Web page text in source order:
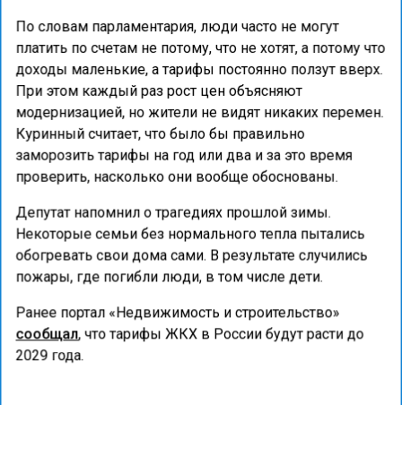
По словам парламентария, люди часто не могут
платить по счетам не потому, что не хотят, а потому что
доходы маленькие, а тарифы постоянно ползут вверх.
При этом каждый раз рост цен объясняют
модернизацией, но жители не видят никаких перемен.
Куринный считает, что было бы правильно
заморозить тарифы на год или два и за это время
проверить, насколько они вообще обоснованы.
Депутат напомнил о трагедиях прошлой зимы.
Некоторые семьи без нормального тепла пытались
обогревать свои дома сами. В результате случились
пожары, где погибли люди, в том числе дети.
Ранее портал «Недвижимость и строительство»
сообщал, что тарифы ЖКХ в России будут расти до
2029 года.